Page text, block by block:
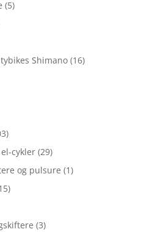
(5)
Shimano (16)
cykler (29)
og pulsure (1)
(3)